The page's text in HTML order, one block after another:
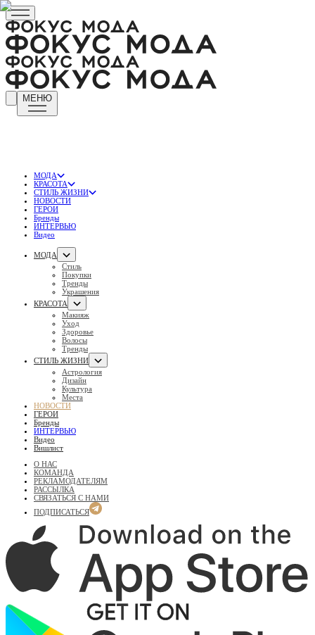
МЕНЮ
МОДА
КРАСОТА
СТИЛЬ ЖИЗНИ
НОВОСТИ
ГЕРОИ
Бренды
ИНТЕРВЬЮ
Видео
МОДА
Стиль
Покупки
Тренды
Украшения
КРАСОТА
Макияж
Уход
Здоровье
Волосы
Тренды
СТИЛЬ ЖИЗНИ
Астрология
Дизайн
Культура
Места
НОВОСТИ
ГЕРОИ
Бренды
ИНТЕРВЬЮ
Видео
Вишлист
О НАС
КОМАНДА
РЕКЛАМОДАТЕЛЯМ
РАССЫЛКА
СВЯЗАТЬСЯ С НАМИ
ПОДПИСАТЬСЯ